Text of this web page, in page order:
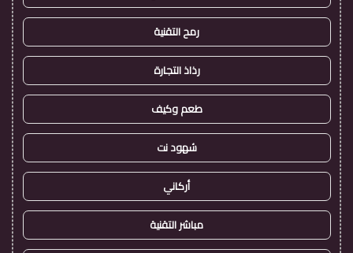
رمح التقنية
رذاذ التجارة
طعم وكيف
شهود نت
أركاني
مباشر التقنية